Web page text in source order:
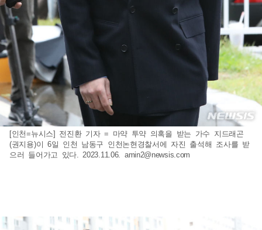
[인천=뉴시스] 전진환 기자 = 마약 투약 의혹을 받는 가수 지드래곤
(권지용)이 6일 인천 남동구 인천논현경찰서에 자진 출석해 조사를 받
으러 들어가고 있다. 2023.11.06. amin2@newsis.com